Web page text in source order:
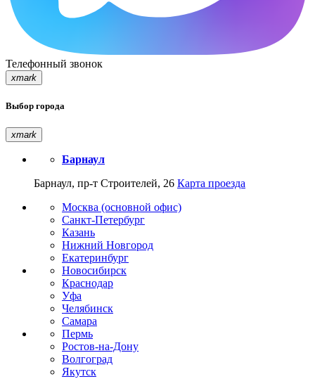
Телефонный звонок
xmark
Выбор города
xmark
Барнаул
Барнаул, пр-т Строителей, 26 Карта проезда
Москва (основной офис)
Санкт-Петербург
Казань
Нижний Новгород
Екатеринбург
Новосибирск
Краснодар
Уфа
Челябинск
Самара
Пермь
Ростов-на-Дону
Волгоград
Якутск